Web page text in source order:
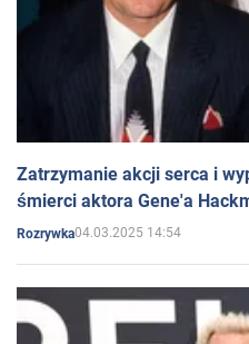
Zatrzymanie akcji serca i
śmierci aktora Gene'a
Rozrywka04.03.2025 14:54